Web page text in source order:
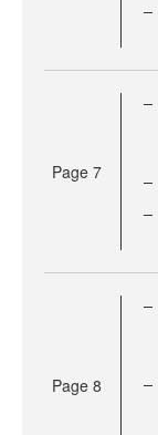
Page 7
Page 8